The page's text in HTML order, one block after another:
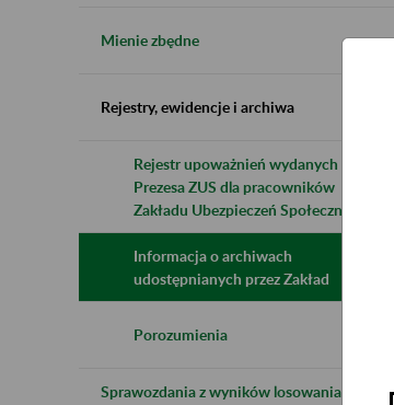
Mienie zbędne
Rejestry, ewidencje i archiwa
Rejestr upoważnień wydanych przez
Prezesa ZUS dla pracowników
Zakładu Ubezpieczeń Społecznych
Informacja o archiwach
udostępnianych przez Zakład
Porozumienia
Sprawozdania z wyników losowania do